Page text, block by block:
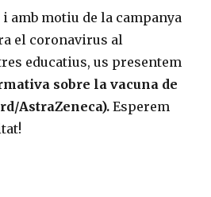
i amb motiu de la campanya
el coronavirus al
educatius, us presentem
sobre la vacuna de
AstraZeneca).Esperem